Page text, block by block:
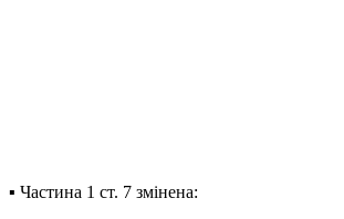
▪️ Частина 1 ст. 7 змінена: